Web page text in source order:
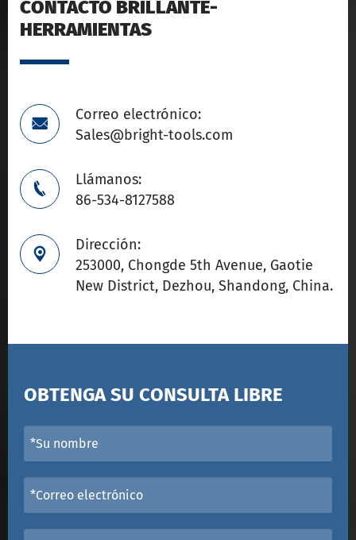
CONTACTO BRILLANTE-
HERRAMIENTAS

Correo electrónico:
Sales@bright-tools.com

Llámanos:
86-534-8127588

Dirección:
253000, Chongde 5th Avenue, Gaotie
New District, Dezhou, Shandong, China.
OBTENGA SU CONSULTA LIBRE